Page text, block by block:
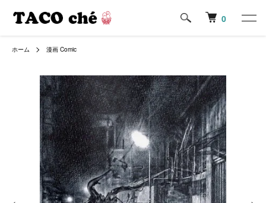
0
ホーム 漫画 Comic